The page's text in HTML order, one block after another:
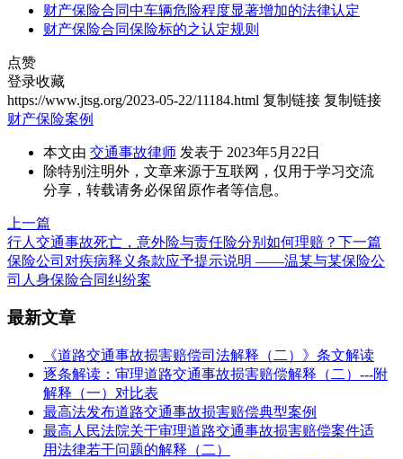
财产保险合同中车辆危险程度显著增加的法律认定
财产保险合同保险标的之认定规则
点赞
登录收藏
https://www.jtsg.org/2023-05-22/11184.html 复制链接 复制链接
财产保险案例
本文由 交通事故律师 发表于 2023年5月22日
除特别注明外，文章来源于互联网，仅用于学习交流
分享，转载请务必保留原作者等信息。
上一篇
行人交通事故死亡，意外险与责任险分别如何理赔？ 下一篇
保险公司对疾病释义条款应予提示说明 ——温某与某保险公
司人身保险合同纠纷案
最新文章
《道路交通事故损害赔偿司法解释（二）》条文解读
逐条解读：审理道路交通事故损害赔偿解释（二）---附
解释（一）对比表
最高法发布道路交通事故损害赔偿典型案例
最高人民法院关于审理道路交通事故损害赔偿案件适
用法律若干问题的解释（二）